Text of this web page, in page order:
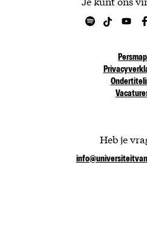
Persmap
Heb je